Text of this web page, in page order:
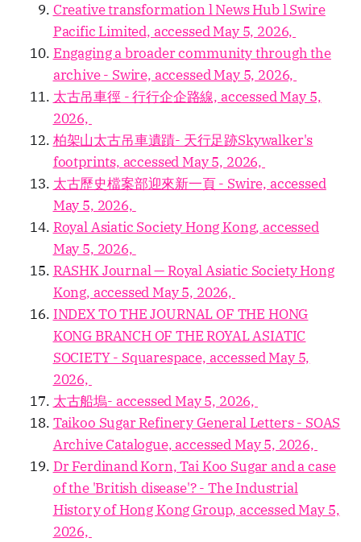
Creative transformation l News Hub l Swire
Pacific Limited, accessed May 5, 2026,
Engaging a broader community through the
archive - Swire, accessed May 5, 2026,
太古吊車徑 - 行行企企路線, accessed May 5,
2026,
柏架山太古吊車遺蹟- 天行足跡Skywalker's
footprints, accessed May 5, 2026,
太古歷史檔案部迎來新一頁 - Swire, accessed
May 5, 2026,
Royal Asiatic Society Hong Kong, accessed
May 5, 2026,
RASHK Journal — Royal Asiatic Society Hong
Kong, accessed May 5, 2026,
INDEX TO THE JOURNAL OF THE HONG
KONG BRANCH OF THE ROYAL ASIATIC
SOCIETY - Squarespace, accessed May 5,
2026,
太古船塢- accessed May 5, 2026,
Taikoo Sugar Refinery General Letters - SOAS
Archive Catalogue, accessed May 5, 2026,
Dr Ferdinand Korn, Tai Koo Sugar and a case
of the 'British disease'? - The Industrial
History of Hong Kong Group, accessed May 5,
2026,